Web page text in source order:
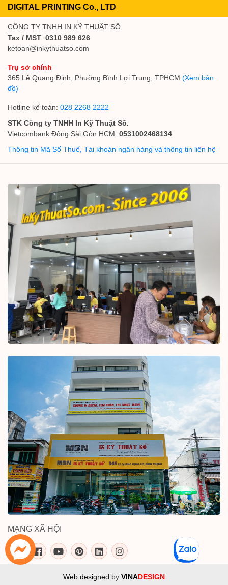
DIGITAL PRINTING Co., LTD
CÔNG TY TNHH IN KỸ THUẬT SỐ
Tax / MST: 0310 989 626
ketoan@inkythuatso.com
Trụ sở chính
365 Lê Quang Định, Phường Bình Lợi Trung, TPHCM (Xem bản
đồ)
Hotline kế toán: 028 2268 2222
STK Công ty TNHH In Kỹ Thuật Số.
Vietcombank Đông Sài Gòn HCM: 0531002468134
Thông tin Mã Số Thuế, Tài khoản ngân hàng và thông tin liên hệ
MẠNG XÃ HỘI
inkythuatso.com trên các mạng xã
Web designed by VINADESIGN